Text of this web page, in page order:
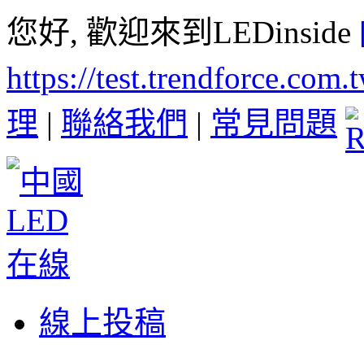
您好, 歡迎來到LEDinside
https://
理 | 聯絡我們 | 常見問題
線上投稿